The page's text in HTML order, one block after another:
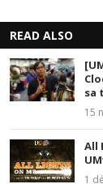
Ce site utilise
plus sur
utilisées.
READ ALSO
sa
15
All
1